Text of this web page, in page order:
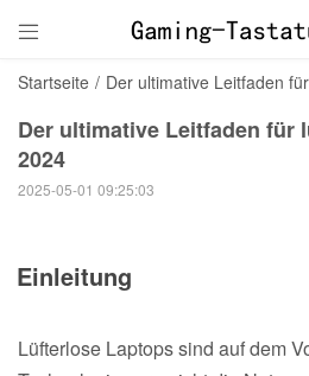

Startseite / Der ultimative Leitfaden
Der ultimative Leitfaden für
2024
2025-05-01 09:25:03
Einleitung
Lüfterlose Laptops sind auf dem